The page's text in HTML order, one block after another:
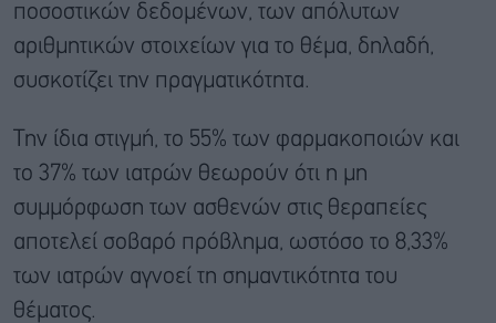
ποσοστικών δεδομένων, των απόλυτων
αριθμητικών στοιχείων για το θέμα, δηλαδή,
συσκοτίζει την πραγματικότητα.
Την ίδια στιγμή, το 55% των φαρμακοποιών και
το 37% των ιατρών θεωρούν ότι η μη
συμμόρφωση των ασθενών στις θεραπείες
αποτελεί σοβαρό πρόβλημα, ωστόσο το 8,33%
των ιατρών αγνοεί τη σημαντικότητα του
θέματος.